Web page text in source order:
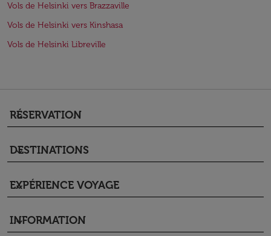
Vols de Helsinki vers Brazzaville
Vols de Helsinki vers Kinshasa
Vols de Helsinki Libreville
RÉSERVATION
keyboard_arrow_down
DESTINATIONS
keyboard_arrow_down
EXPÉRIENCE VOYAGE
keyboard_arrow_down
INFORMATION
keyboard_arrow_down